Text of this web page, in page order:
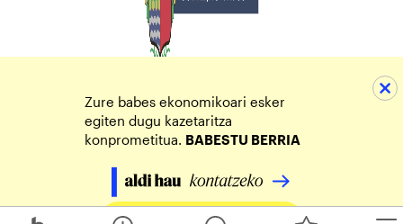
Zure babes ekonomikoari esker
egiten dugu kazetaritza
konprometitua. BABESTU BERRIA